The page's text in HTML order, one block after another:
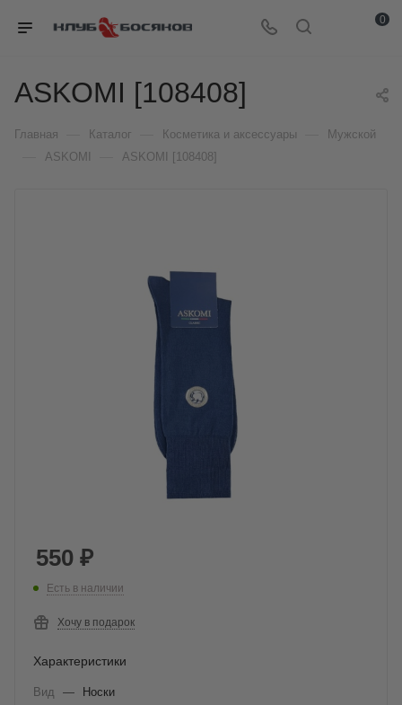
0
ASKOMI [108408]
Главная Каталог Косметика и аксессуары Мужской
ASKOMI ASKOMI [108408]
550 ₽
Есть в наличии
Хочу в подарок
Характеристики
Вид —
Носки